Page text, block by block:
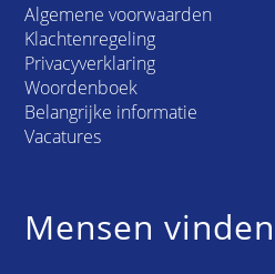
Algemene voorwaarden
Klachtenregeling
Privacyverklaring
Woordenboek
Belangrijke informatie
Vacatures
Mensen